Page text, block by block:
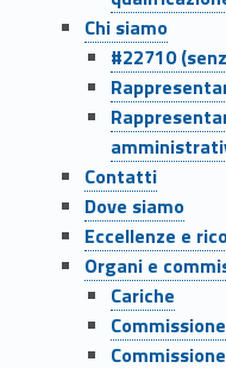
Chi siamo
#22710
Contatti
Dove siamo
Eccellenze e
Organi e
Cariche